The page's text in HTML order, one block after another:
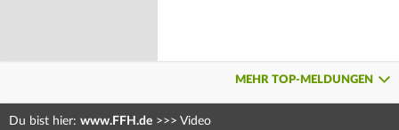
MEHR TOP-MELDUNGEN
Du bist hier: www.FFH.de >>> Video